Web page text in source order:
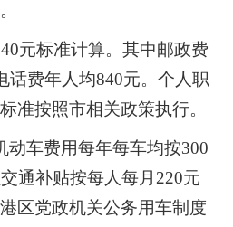
元标准计算。其中邮政费
话费年人均840元。个人职
准按照市相关政策执行。
动车费用每年每车均按300
通补贴按每人每月 220元
区党政机关公务用车制度